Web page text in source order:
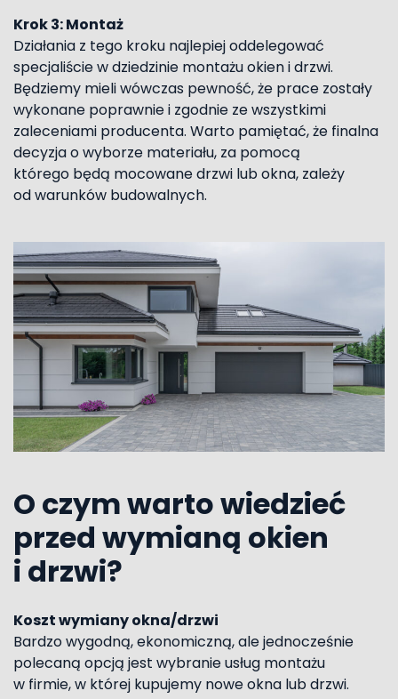
Krok 3: Montaż
Działania z tego kroku najlepiej oddelegować
specjaliście w dziedzinie montażu okien i drzwi.
Będziemy mieli wówczas pewność, że prace zostały
wykonane poprawnie i zgodnie ze wszystkimi
zaleceniami producenta. Warto pamiętać, że finalna
decyzja o wyborze materiału, za pomocą
którego będą mocowane drzwi lub okna, zależy
od warunków budowalnych.
O czym warto wiedzieć
przed wymianą okien
i drzwi?
Koszt wymiany okna/drzwi
Bardzo wygodną, ekonomiczną, ale jednocześnie
polecaną opcją jest wybranie usług montażu
w firmie, w której kupujemy nowe okna lub drzwi.